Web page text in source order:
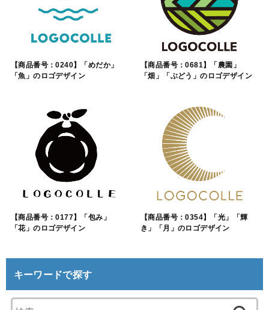
【商品番号：0240】「めだか」
「魚」のロゴデザイン
【商品番号：0681】「農園」
「畑」「ぶどう」のロゴデザイン
【商品番号：0177】「包み」
「花」のロゴデザイン
【商品番号：0354】「光」「輝
き」「月」のロゴデザイン
キーワードで探す